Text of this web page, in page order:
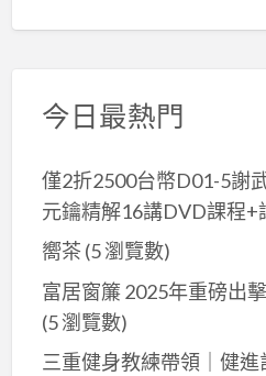
今日最熱門
僅2折2500台幣D01-5謝
元鑰精解16講DVD課程+
嚮茶 (5 瀏覽數)
富居窗簾 2025年重磅出
(5 瀏覽數)
三重健身教練帶領｜健